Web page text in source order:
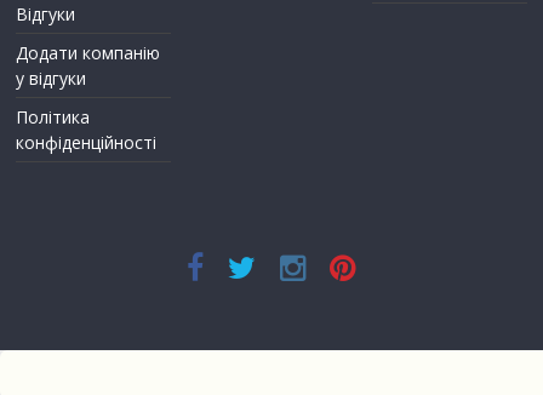
Відгуки
Додати компанію
у відгуки
Політика
конфіденційності